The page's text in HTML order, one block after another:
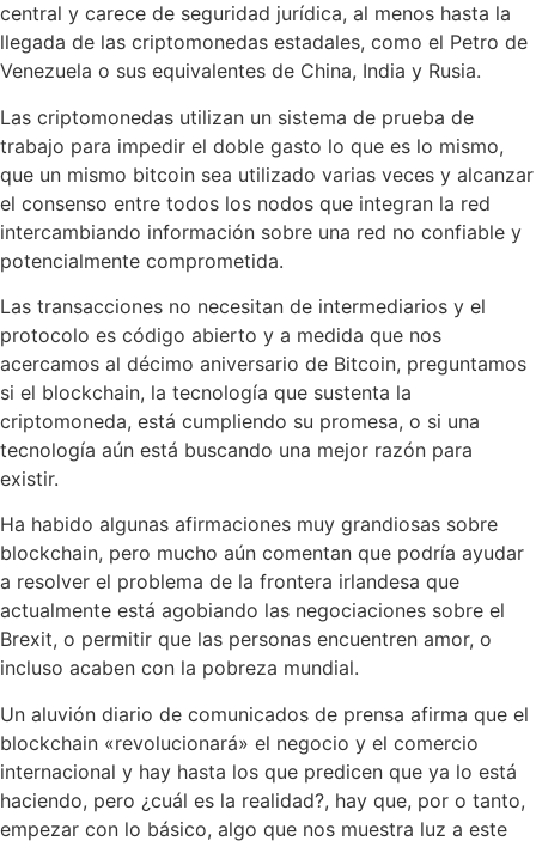
central​ y carece de seguridad jurídica, al menos hasta la
llegada de las criptomonedas estadales, como el Petro de
Venezuela o sus equivalentes de China, India y Rusia.
Las criptomonedas utilizan un sistema de prueba de
trabajo para impedir el doble gasto lo que es lo mismo,
que un mismo bitcoin sea utilizado varias veces y alcanzar
el consenso entre todos los nodos que integran la red
intercambiando información sobre una red no confiable y
potencialmente comprometida.
Las transacciones no necesitan de intermediarios y el
protocolo es código abierto y a medida que nos
acercamos al décimo aniversario de Bitcoin, preguntamos
si el blockchain, la tecnología que sustenta la
criptomoneda, está cumpliendo su promesa, o si una
tecnología aún está buscando una mejor razón para
existir.
Ha habido algunas afirmaciones muy grandiosas sobre
blockchain, pero mucho aún comentan que podría ayudar
a resolver el problema de la frontera irlandesa que
actualmente está agobiando las negociaciones sobre el
Brexit, o permitir que las personas encuentren amor, o
incluso acaben con la pobreza mundial.
Un aluvión diario de comunicados de prensa afirma que el
blockchain «revolucionará» el negocio y el comercio
internacional y hay hasta los que predicen que ya lo está
haciendo, pero ¿cuál es la realidad?, hay que, por o tanto,
empezar con lo básico, algo que nos muestra luz a este